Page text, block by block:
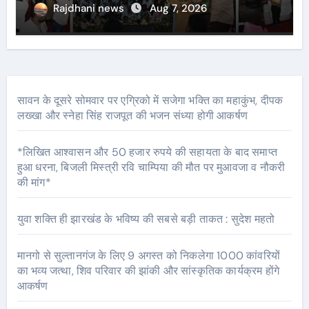
Rajdhani news Aug 7, 2026
सावन के दूसरे सोमवार पर एग्रिको में सजेगा भक्ति का महाकुंभ, दीपक
लख्खा और स्नेहा सिंह राजपूत की भजन संध्या होगी आकर्षण
*लिखित आश्वासन और 50 हजार रुपये की सहायता के बाद समाप्त
हुआ धरना, बिजली मिस्त्री रवि चाम्पिया की मौत पर मुआवजा व नौकरी
की मांग*
युवा शक्ति ही झारखंड के भविष्य की सबसे बड़ी ताकत : सुदेश महतो
मानगो से सुल्तानगंज के लिए 9 अगस्त को निकलेगा 1000 कांवरियों
का भव्य जत्था, शिव परिवार की झांकी और सांस्कृतिक कार्यक्रम होंगे
आकर्षण